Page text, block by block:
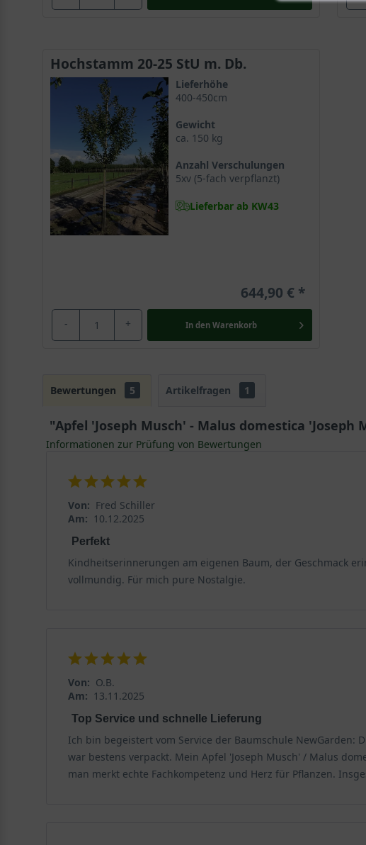
Hochstamm 20-25 StU m. Db.
Lieferhöhe
400-450cm
Gewicht
ca. 150 kg
Anzahl Verschulungen
5xv (5-fach verpflanzt)
Lieferbar ab KW43
644,90 €
- + In den Warenkorb
Bewertungen 5 Artikelfragen 1
"Apfel 'Joseph Musch' - Malus domestica 'Joseph
Informationen zur Prüfung von Bewertungen
Von: Fred Schiller
Am: 10.12.2025
Perfekt
Kindheitserinnerungen am eigenen Baum, der Geschmack
vollmundig. Für mich pure Nostalgie.
Von: O.B.
Am: 13.11.2025
Top Service und schnelle Lieferung
Ich bin begeistert vom Service der Baumschule
war bestens verpackt. Mein Apfel 'Joseph Musch' / Malus
man merkt echte Fachkompetenz und Herz für Pflanzen.